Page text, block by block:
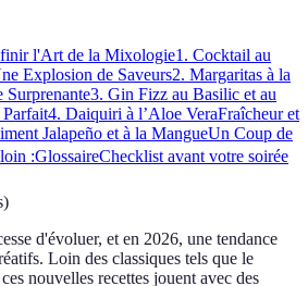
l'Art de la Mixologie1. Cocktail au
Explosion de Saveurs2. Margaritas à la
Surprenante3. Gin Fizz au Basilic et au
4. Daiquiri à l’Aloe VeraFraîcheur et
Jalapeño et à la MangueUn Coup de
:GlossaireChecklist avant votre soirée
)
d'évoluer, et en 2026, une tendance
Loin des classiques tels que le
nouvelles recettes jouent avec des